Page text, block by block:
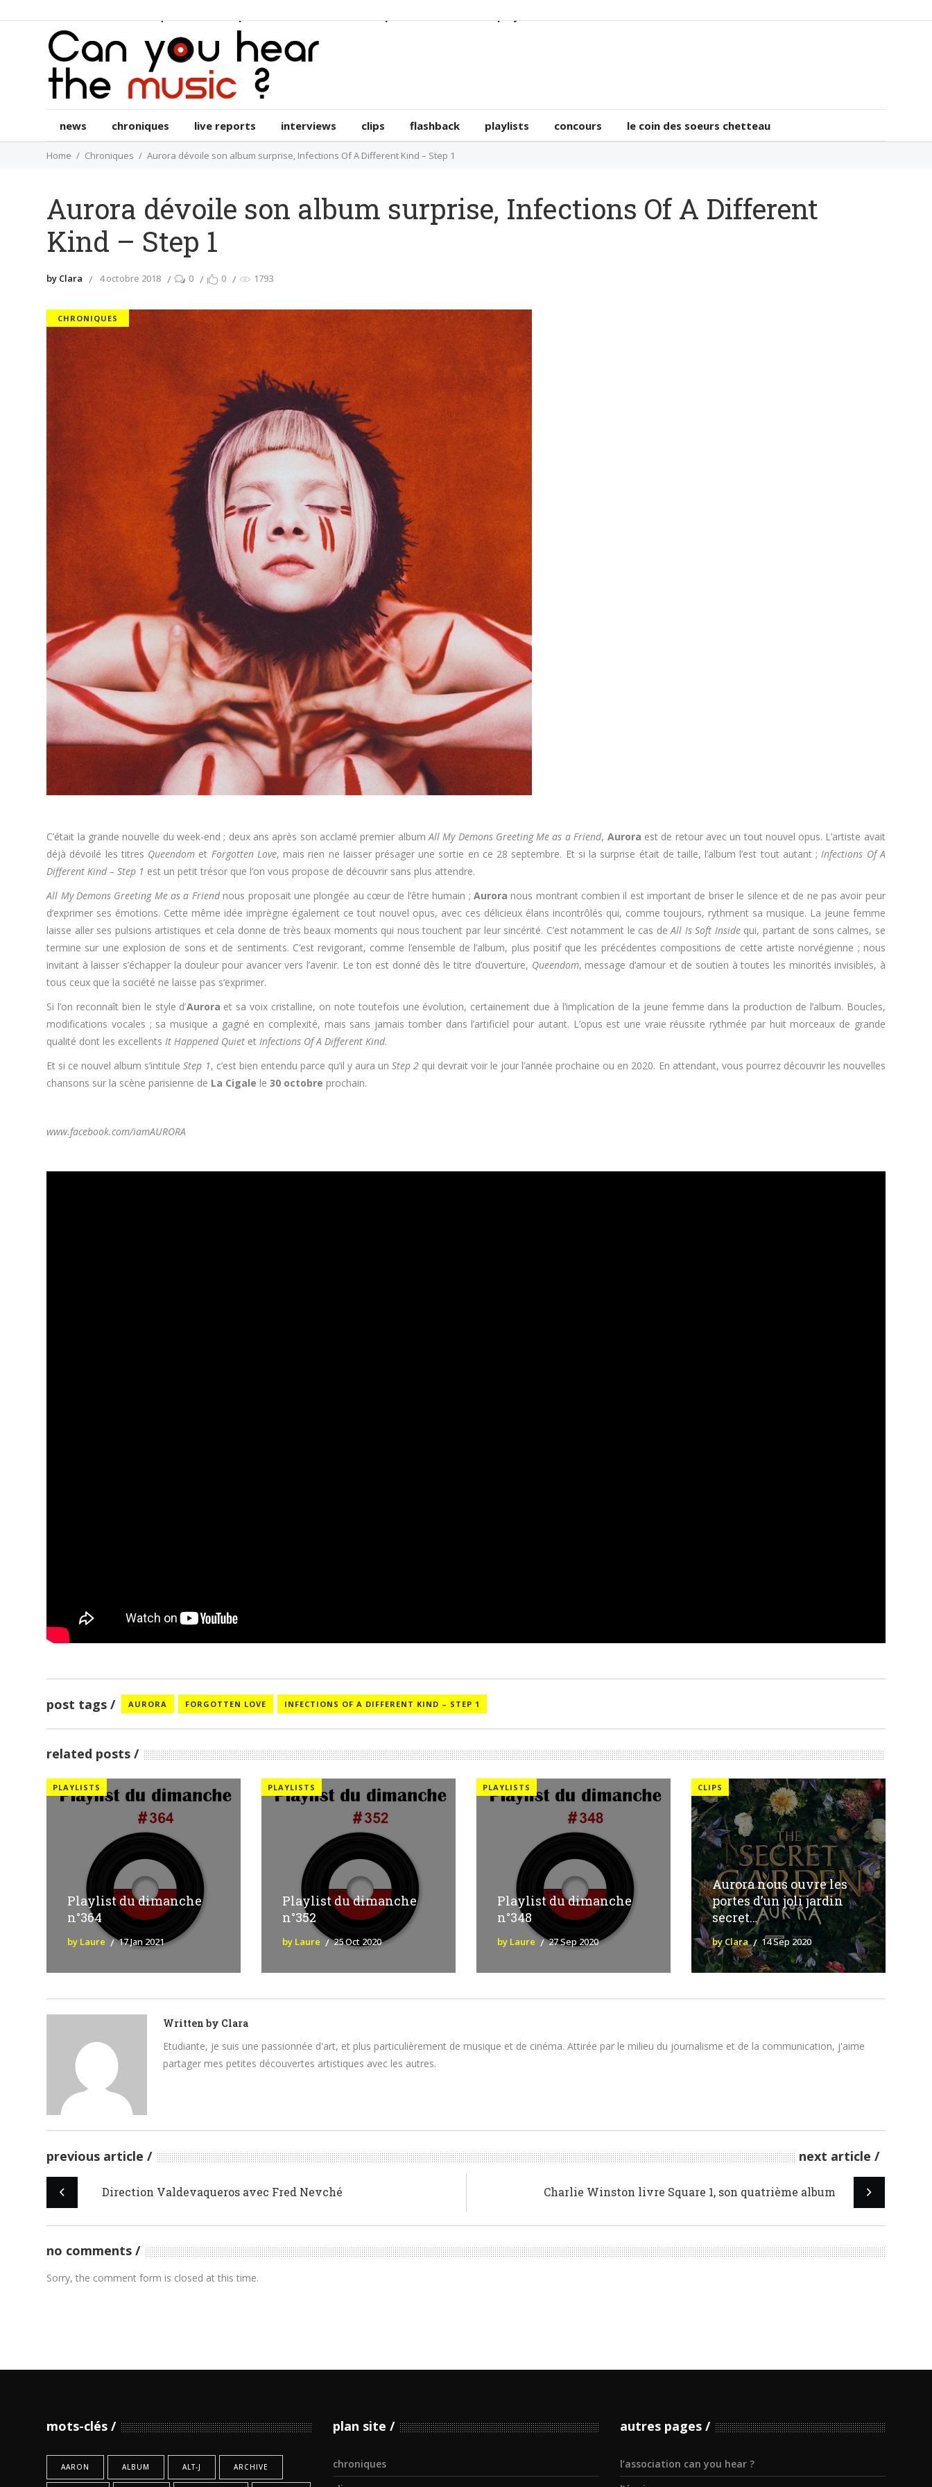
news chroniques live reports interviews clips flashback playlists concours le coin des soeurs chetteau
Home Chroniques Aurora dévoile son album surprise, Infections Of A Different Kind – Step 1
Aurora dévoile son album surprise, Infections Of A Different
Kind – Step 1
by Clara 4 octobre 2018 0 0 1793
CHRONIQUES
C’était la grande nouvelle du week-end ; deux ans après son acclamé premier albumAll My Demons Greeting Me as a Friend, Aurora est de retour avec un tout nouvel opus. L’artiste avait
déjà dévoilé les titres Queendom et Forgotten Love, mais rien ne laisser présager une sortie en ce 28 septembre. Et si la surprise était de taille, l’album l’est tout autant ;Infections Of A
Different Kind – Step 1 est un petit trésor que l’on vous propose de découvrir sans plus attendre.
All My Demons Greeting Me as a Friendnous proposait une plongée au cœur de l’être humain ; Aurora nous montrant combien il est important de briser le silence et de ne pas avoir peur
d’exprimer ses émotions. Cette même idée imprègne également ce tout nouvel opus, avec ces délicieux élans incontrôlés qui, comme toujours, rythment sa musique. La jeune femme
laisse aller ses pulsions artistiques et cela donne de très beaux moments qui nous touchent par leur sincérité. C’est notamment le cas deAll Is Soft Insidequi, partant de sons calmes, se
termine sur une explosion de sons et de sentiments. C’est revigorant, comme l’ensemble de l’album, plus positif que les précédentes compositions de cette artiste norvégienne ; nous
invitant à laisser s’échapper la douleur pour avancer vers l’avenir. Le ton est donné dès le titre d’ouverture, Queendom, message d’amour et de soutien à toutes les minorités invisibles, à
tous ceux que la société ne laisse pas s’exprimer.
Si l’on reconnaît bien le style d’Aurora et sa voix cristalline, on note toutefois une évolution, certainement due à l’implication de la jeune femme dans la production de l’album. Boucles,
modifications vocales ; sa musique a gagné en complexité, mais sans jamais tomber dans l’artificiel pour autant. L’opus est une vraie réussite rythmée par huit morceaux de grande
qualité dont les excellents It Happened Quiet etInfections Of A Different Kind.
Et si ce nouvel album s’intituleStep 1, c’est bien entendu parce qu’il y aura un Step 2 qui devrait voir le jour l’année prochaine ou en 2020. En attendant, vous pourrez découvrir les nouvelles
chansons sur la scène parisienne de La Cigale le30 octobre prochain.
www.facebook.com/iamAURORA
post tags AURORA FORGOTTEN LOVE INFECTIONS OF A DIFFERENT KIND – STEP 1
related posts
PLAYLISTS
Playlist du dimanche
n°364
by Laure 17 Jan 2021
PLAYLISTS
Playlist du dimanche
n°352
by Laure 25 Oct 2020
PLAYLISTS
Playlist du dimanche
n°348
by Laure 27 Sep 2020
CLIPS
Aurora nous ouvre les
portes d’un joli jardin
secret…
by Clara 14 Sep 2020
Written by Clara
Etudiante, je suis une passionnée d'art, et plus particulièrement de musique et de cinéma. Attirée par le milieu du journalisme et de la communication, j'aime
partager mes petites découvertes artistiques avec les autres.
previous article next article
Direction Valdevaqueros avec Fred Nevché Charlie Winston livre Square 1, son quatrième album
no comments
Sorry, the comment form is closed at this time.
mots-clés
AARON ALBUM ALT-J ARCHIVE
plan site
chroniques
autres pages
l’association can you hear ?